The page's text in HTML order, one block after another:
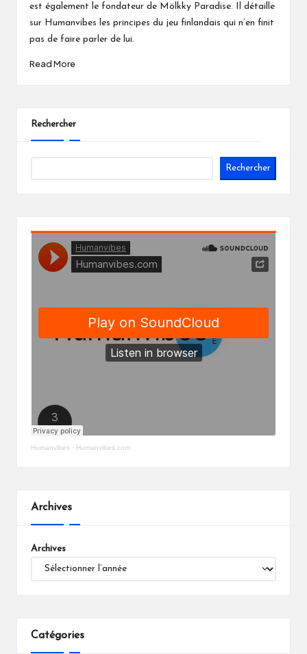
est également le fondateur de Mölkky Paradise. Il détaille
sur Humanvibes les principes du jeu finlandais qui n’en finit
pas de faire parler de lui.
Read More
Rechercher
Rechercher
Humanvibes · Humanvibes.com
Archives
Archives
Catégories